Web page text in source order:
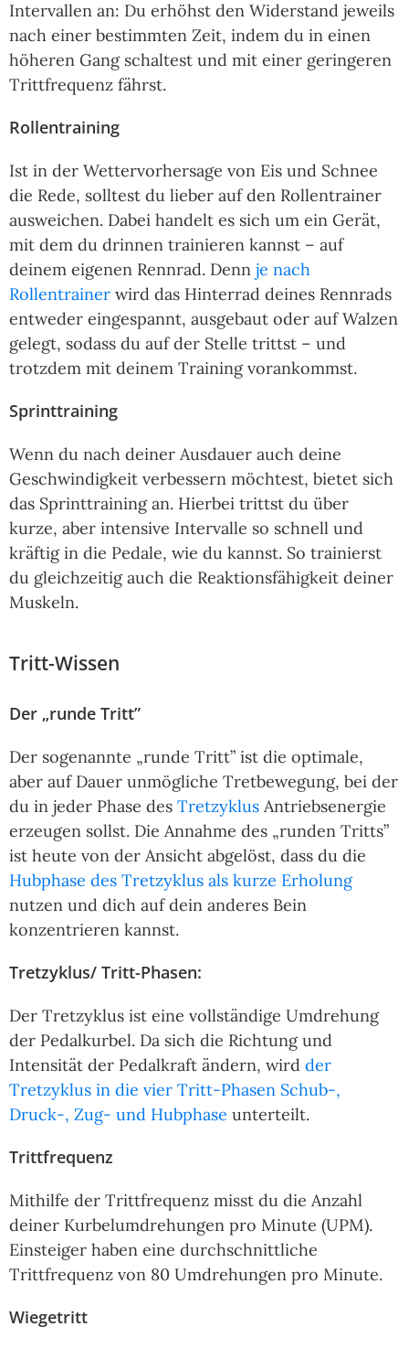
Intervallen an: Du erhöhst den Widerstand jeweils
nach einer bestimmten Zeit, indem du in einen
höheren Gang schaltest und mit einer geringeren
Trittfrequenz fährst.
Rollentraining
Ist in der Wettervorhersage von Eis und Schnee
die Rede, solltest du lieber auf den Rollentrainer
ausweichen. Dabei handelt es sich um ein Gerät,
mit dem du drinnen trainieren kannst – auf
deinem eigenen Rennrad. Denn je nach
Rollentrainer wird das Hinterrad deines Rennrads
entweder eingespannt, ausgebaut oder auf Walzen
gelegt, sodass du auf der Stelle trittst – und
trotzdem mit deinem Training vorankommst.
Sprinttraining
Wenn du nach deiner Ausdauer auch deine
Geschwindigkeit verbessern möchtest, bietet sich
das Sprinttraining an. Hierbei trittst du über
kurze, aber intensive Intervalle so schnell und
kräftig in die Pedale, wie du kannst. So trainierst
du gleichzeitig auch die Reaktionsfähigkeit deiner
Muskeln.
Tritt-Wissen
Der „runde Tritt”
Der sogenannte „runde Tritt” ist die optimale,
aber auf Dauer unmögliche Tretbewegung, bei der
du in jeder Phase des Tretzyklus Antriebsenergie
erzeugen sollst. Die Annahme des „runden Tritts”
ist heute von der Ansicht abgelöst, dass du die
Hubphase des Tretzyklus als kurze Erholung
nutzen und dich auf dein anderes Bein
konzentrieren kannst.
Tretzyklus/ Tritt-Phasen:
Der Tretzyklus ist eine vollständige Umdrehung
der Pedalkurbel. Da sich die Richtung und
Intensität der Pedalkraft ändern, wird der
Tretzyklus in die vier Tritt-Phasen Schub-,
Druck-, Zug- und Hubphase unterteilt.
Trittfrequenz
Mithilfe der Trittfrequenz misst du die Anzahl
deiner Kurbelumdrehungen pro Minute (UPM).
Einsteiger haben eine durchschnittliche
Trittfrequenz von 80 Umdrehungen pro Minute.
Wiegetritt